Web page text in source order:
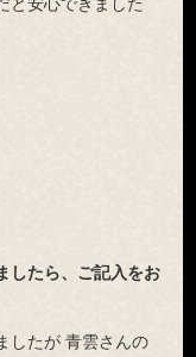
したら、ご記入をお
したが 青雲さんの